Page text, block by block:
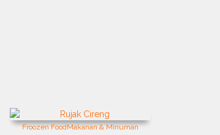
Froozen FoodMakanan & Minuman